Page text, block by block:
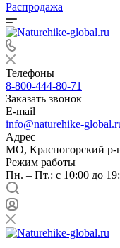
Распродажа
Телефоны
8-800-444-80-71
Заказать звонок
E-mail
info@naturehike-
Адрес
МО, Красногорский р-
Режим работы
Пн. – Пт.: с 10:00 до